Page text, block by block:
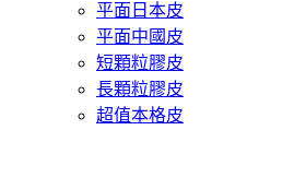
平面日本皮
平面中國皮
短顆粒膠皮
長顆粒膠皮
超值本格皮